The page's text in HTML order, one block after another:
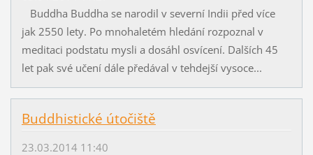
Buddha Buddha se narodil v severní Indii před více
jak 2550 lety. Po mnohaletém hledání rozpoznal v
meditaci podstatu mysli a dosáhl osvícení. Dalších 45
let pak své učení dále předával v tehdejší vysoce...
Buddhistické útočiště
23.03.2014 11:40